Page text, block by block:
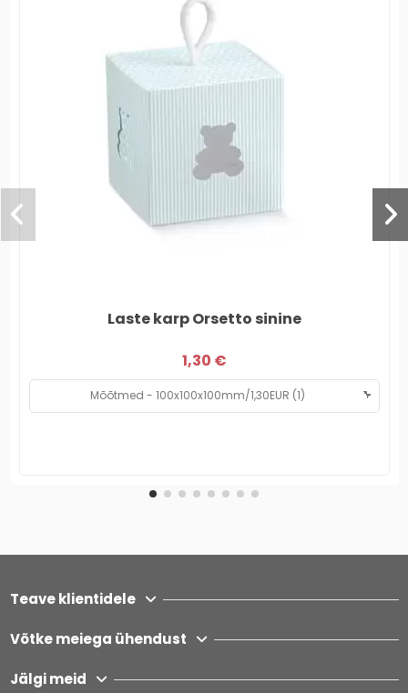
Laste karp Orsetto sinine
1,30 €
Teave klientidele
Võtke meiega ühendust
Jälgi meid